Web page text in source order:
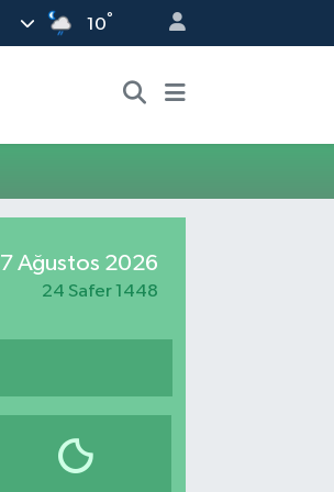
10°
7 Ağustos 2026
24 Safer 1448